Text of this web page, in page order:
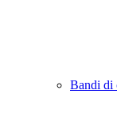
Bandi di